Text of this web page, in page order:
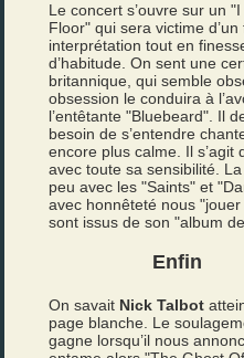
Le concert s’ouvre sur un
Floor" qui sera victime
interprétation tout en
d’habitude. On sent une
britannique, qui semble
obsession le conduira à
l’entêtante "Bluebeard". Il
besoin de s’entendre
encore plus calme. Il s’agit
avec toute sa sensibilité.
peu avec les "Saints" et
avec honnêteté nous
sont issus de son "album
Enfin
On savait Nick Talbot
page blanche. Le
gagne lorsqu’il nous